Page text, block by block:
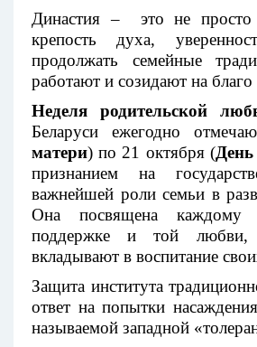
Династия – это не
крепость духа,
продолжать семейные
работают и созидают на
Неделя родительской
Беларуси ежегодно
матери) по 21 октября (День
признанием на
важнейшей роли семьи в
Она посвящена каждому
поддержке и той
вкладывают в воспитание
Защита института
ответ на попытки
называемой западной